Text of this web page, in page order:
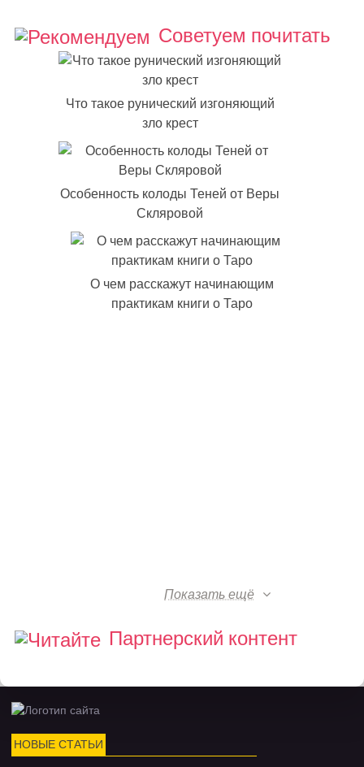
Советуем почитать
Что такое рунический изгоняющий
зло крест
Особенность колоды Теней от Веры
Скляровой
О чем расскажут начинающим
практикам книги о Таро
Показать ещё
Партнерский контент
НОВЫЕ СТАТЬИ